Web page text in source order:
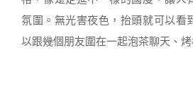
氛圍。無光害夜色，抬頭就可以看
以跟幾個朋友圍在一起泡茶聊天、